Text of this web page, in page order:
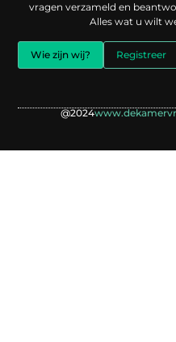
vragen verzameld en
Alles wat u wilt
Wie zijn wij? Registreer
@2024